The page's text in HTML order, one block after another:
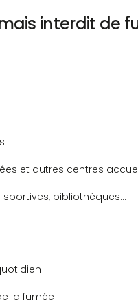
interdit de
et autres centres
bibliothèques…
la fumée